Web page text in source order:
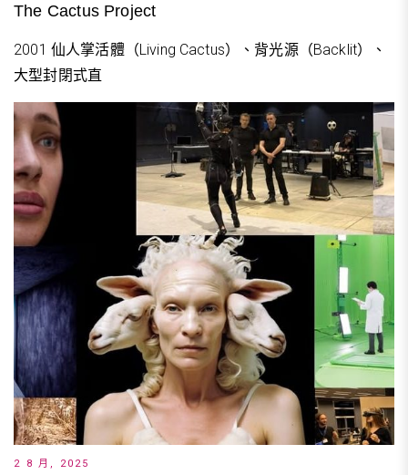
The Cactus Project
2001 仙人掌活體（Living Cactus）、背光源（Backlit）、
大型封閉式直
2 8 月, 2025